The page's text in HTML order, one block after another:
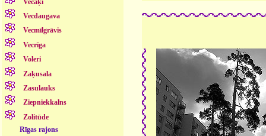
Vecdaugava
Vecmīlgrāvis
Vecrīga
Voleri
Zaķusala
Zasulauks
Ziepniekkalns
Zolitūde
Rīgas rajons